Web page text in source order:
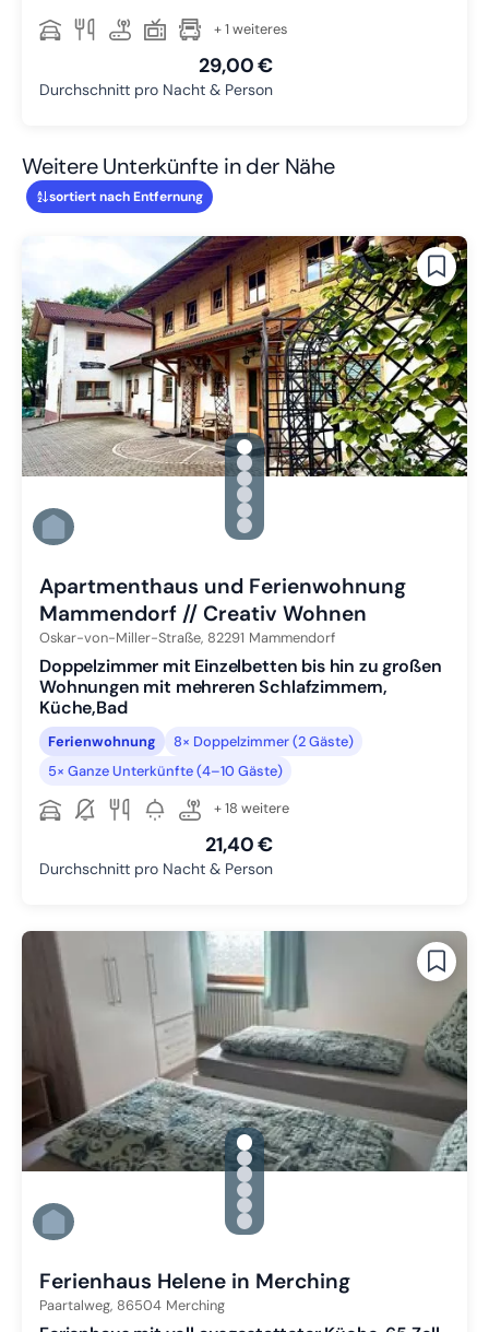
+ 1 weiteres
29,00 €
Durchschnitt pro Nacht & Person
Weitere Unterkünfte in der Nähe
sortiert nach Entfernung
gallery.slide_selector
Zu Slide 1 wechseln
Zu Slide 2 wechseln
Zu Slide 3 wechseln
Zu Slide 4 wechseln
Zu Slide 5 wechseln
Zu Slide 6 wechseln
Apartmenthaus und Ferienwohnung
Mammendorf // Creativ Wohnen
Oskar-von-Miller-Straße, 82291 Mammendorf
Doppelzimmer mit Einzelbetten bis hin zu großen
Wohnungen mit mehreren Schlafzimmern,
Küche,Bad
Ferienwohnung
8× Doppelzimmer (2 Gäste)
5× Ganze Unterkünfte (4–10 Gäste)
+ 18 weitere
21,40 €
Durchschnitt pro Nacht & Person
gallery.slide_selector
Zu Slide 1 wechseln
Zu Slide 2 wechseln
Zu Slide 3 wechseln
Zu Slide 4 wechseln
Zu Slide 5 wechseln
Zu Slide 6 wechseln
Ferienhaus Helene in Merching
Paartalweg, 86504 Merching